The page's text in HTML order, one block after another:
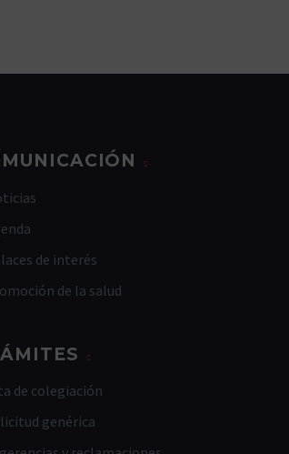
de interés
de la salud
de colegiación
genérica